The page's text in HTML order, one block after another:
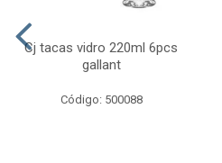
Cj tacas vidro 220ml 6pcs
gallant
Código: 500088